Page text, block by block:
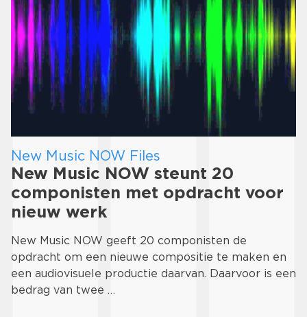
New Music NOW Files
New Music NOW steunt 20
componisten met opdracht voor
nieuw werk
New Music NOW geeft 20 componisten de
opdracht om een nieuwe compositie te maken en
een audiovisuele productie daarvan. Daarvoor is een
bedrag van twee …